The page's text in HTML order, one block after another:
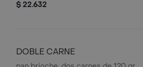
$ 22.632
DOBLE CARNE